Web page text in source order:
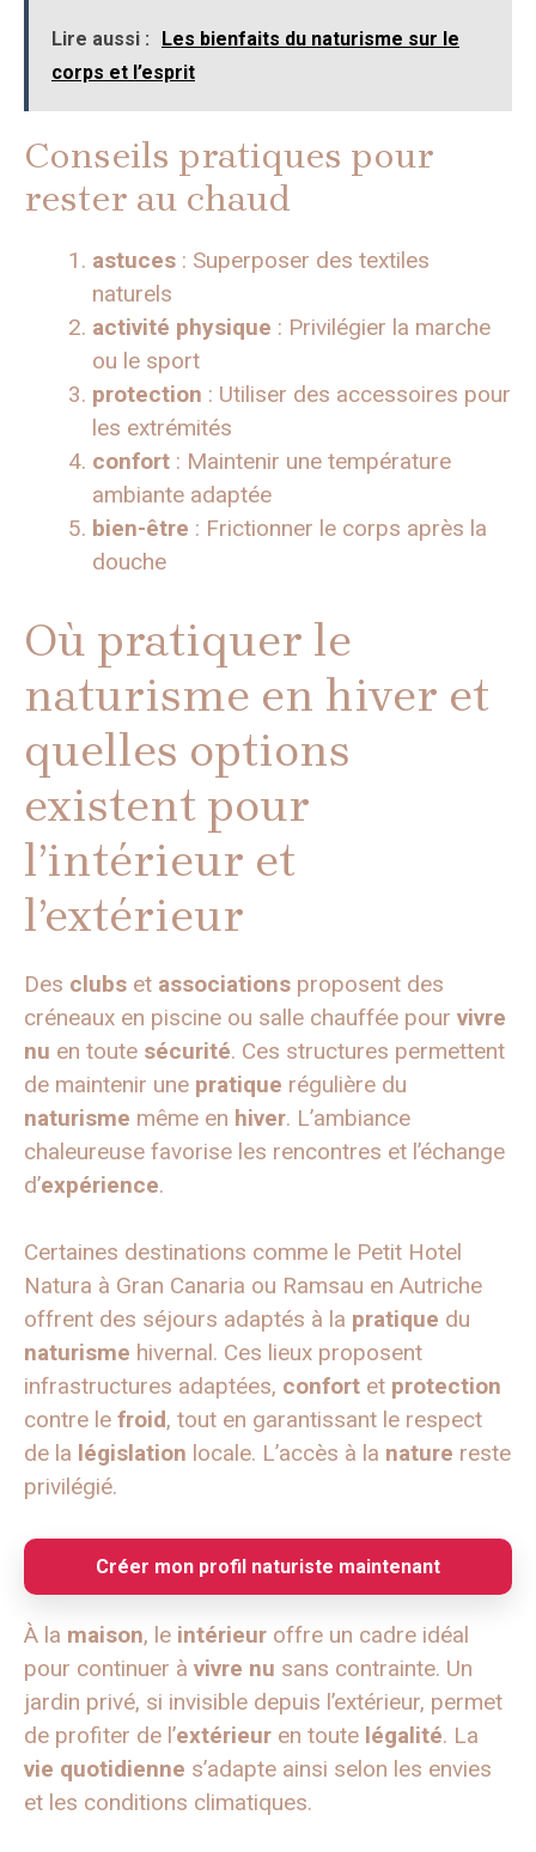
Lire aussi :
Les bienfaits du naturisme sur le
corps et l’esprit
Conseils pratiques pour
rester au chaud
astuces : Superposer des textiles
naturels
activité physique : Privilégier la marche
ou le sport
protection : Utiliser des accessoires pour
les extrémités
confort : Maintenir une température
ambiante adaptée
bien-être : Frictionner le corps après la
douche
Où pratiquer le
naturisme en hiver et
quelles options
existent pour
l’intérieur et
l’extérieur
Des clubs et associations proposent des
créneaux en piscine ou salle chauffée pour vivre
nu en toute sécurité. Ces structures permettent
de maintenir une pratique régulière du
naturisme même en hiver. L’ambiance
chaleureuse favorise les rencontres et l’échange
d’expérience.
Certaines destinations comme le Petit Hotel
Natura à Gran Canaria ou Ramsau en Autriche
offrent des séjours adaptés à la pratique du
naturisme hivernal. Ces lieux proposent
infrastructures adaptées, confort et protection
contre le froid, tout en garantissant le respect
de la législation locale. L’accès à la nature reste
privilégié.
Créer mon profil naturiste maintenant
À la maison, le intérieur offre un cadre idéal
pour continuer à vivre nu sans contrainte. Un
jardin privé, si invisible depuis l’extérieur, permet
de profiter de l’extérieur en toute légalité. La
vie quotidienne s’adapte ainsi selon les envies
et les conditions climatiques.